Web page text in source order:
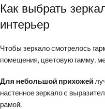
Как выбрать
интерьер
Чтобы зеркало смотрелось
помещения, цветовую гамму,
Для небольшой прихожей
настенное зеркало с
рамой.